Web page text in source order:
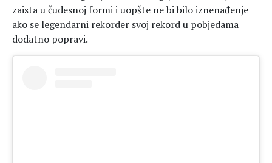
zaista u čudesnoj formi i uopšte ne bi bilo iznenađenje
ako se legendarni rekorder svoj rekord u pobjedama
dodatno popravi.